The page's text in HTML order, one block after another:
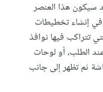
سيكون هذا العنصر
في إنشاء تخطيطات
تتراكب فيها نوافذ
الطلب، أو لوحات
ثم تظهر إلى جانب